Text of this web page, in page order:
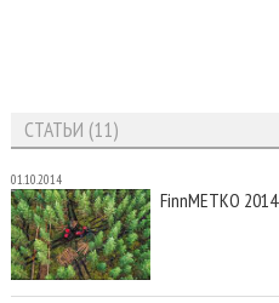
СТАТЬИ (11)
01.10.2014
FinnMETKO 2014